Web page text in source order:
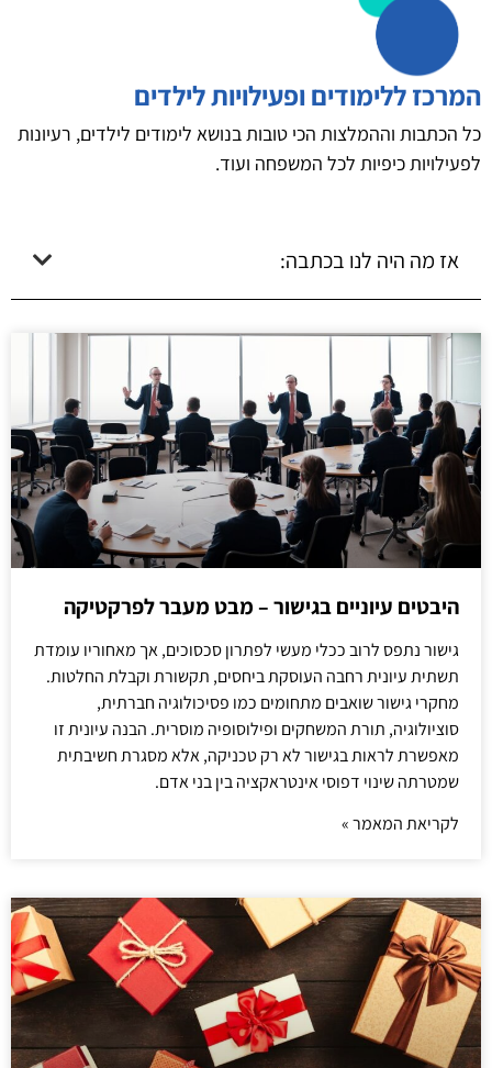
המרכז ללימודים ופעילויות לילדים
כל הכתבות וההמלצות הכי טובות בנושא לימודים לילדים, רעיונות
לפעילויות כיפיות לכל המשפחה ועוד.
אז מה היה לנו בכתבה:
היבטים עיוניים בגישור – מבט מעבר לפרקטיקה
גישור נתפס לרוב ככלי מעשי לפתרון סכסוכים, אך מאחוריו עומדת
תשתית עיונית רחבה העוסקת ביחסים, תקשורת וקבלת החלטות.
מחקרי גישור שואבים מתחומים כמו פסיכולוגיה חברתית,
סוציולוגיה, תורת המשחקים ופילוסופיה מוסרית. הבנה עיונית זו
מאפשרת לראות בגישור לא רק טכניקה, אלא מסגרת חשיבתית
שמטרתה שינוי דפוסי אינטראקציה בין בני אדם.
לקריאת המאמר »